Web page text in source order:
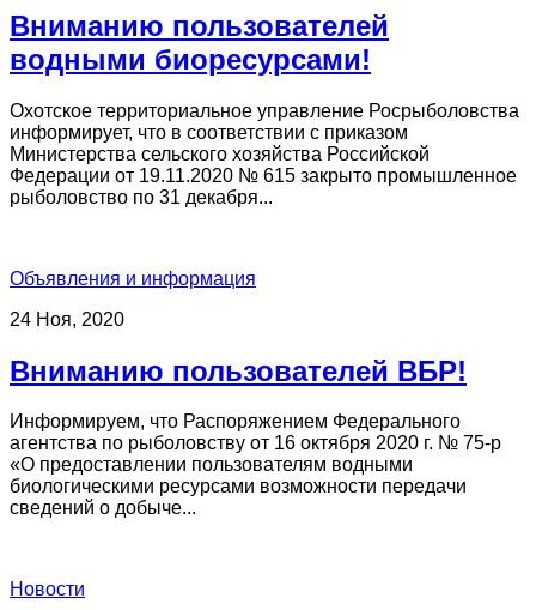
Вниманию пользователей
водными биоресурсами!
Охотское территориальное управление Росрыболовства
информирует, что в соответствии с приказом
Министерства сельского хозяйства Российской
Федерации от 19.11.2020 № 615 закрыто промышленное
рыболовство по 31 декабря...
Объявления и информация
24 Ноя, 2020
Вниманию пользователей ВБР!
Информируем, что Распоряжением Федерального
агентства по рыболовству от 16 октября 2020 г. № 75-р
«О предоставлении пользователям водными
биологическими ресурсами возможности передачи
сведений о добыче...
Новости